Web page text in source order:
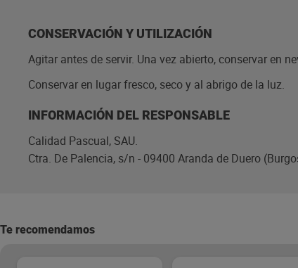
CONSERVACIÓN Y UTILIZACIÓN
Agitar antes de servir. Una vez abierto, conservar en
Conservar en lugar fresco, seco y al abrigo de la luz.
INFORMACIÓN DEL RESPONSABLE
Calidad Pascual, SAU.
Ctra. De Palencia, s/n - 09400 Aranda de Duero
Te recomendamos